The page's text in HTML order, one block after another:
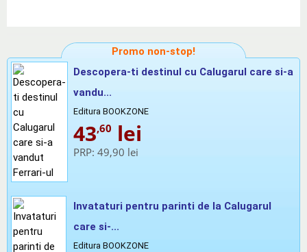
Promo non-stop!
Descopera-ti destinul cu Calugarul care si-a
vandu...
Editura BOOKZONE
43,60 lei
PRP: 49,90 lei
Invataturi pentru parinti de la Calugarul
care si-...
Editura BOOKZONE